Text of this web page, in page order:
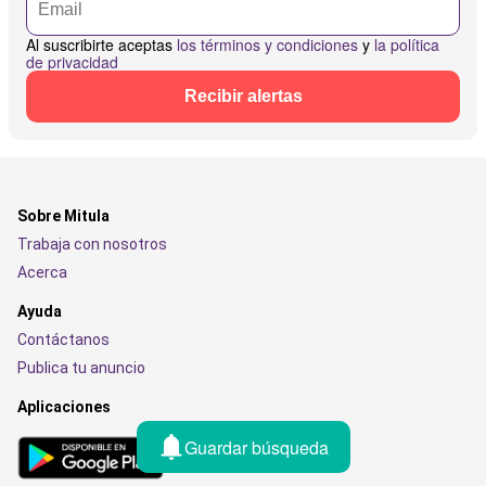
Al suscribirte aceptas los términos y condiciones y la política
de privacidad
Recibir alertas
Guardar búsqueda
Sobre Mitula
Trabaja con nosotros
Acerca
Ayuda
Contáctanos
Publica tu anuncio
Aplicaciones